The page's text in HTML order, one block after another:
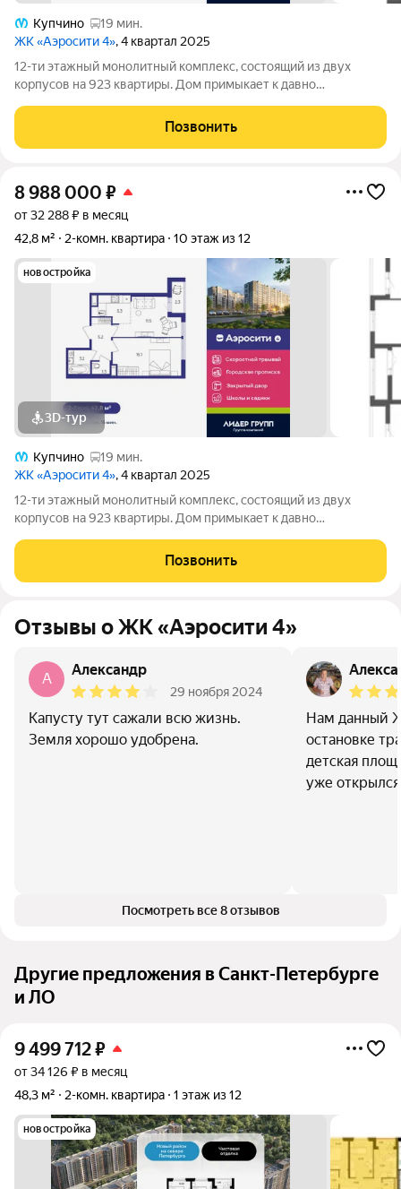
Купчино
19 мин.
ЖК «Аэросити 4», 4 квартал 2025
12-ти этажный монолитный комплекс, состоящий из двух
корпусов на 923 квартиры. Дом примыкает к давно
остановки общественного транспорта, магазины и социальные
учреждения. В составе проекта возводится
Позвонить
8 988 000 ₽
от 32 288 ₽ в месяц
42,8 м²
2-комн. квартира 10 этаж из 12
новостройка
3D-тур
Купчино
19 мин.
ЖК «Аэросити 4», 4 квартал 2025
12-ти этажный монолитный комплекс, состоящий из двух
корпусов на 923 квартиры. Дом примыкает к давно
остановки общественного транспорта, магазины и социальные
учреждения. В составе проекта возводится
Позвонить
Отзывы о ЖК «Аэросити 4»
А
Александр
29 ноября 2024
Капусту тут сажали всю жизнь.
Земля хорошо удобрена.
Нам данный
остановке
детская
уже
Посмотреть все 8 отзывов
Другие предложения в Санкт-Петербурге
и ЛО
9 499 712₽
от 34 126 ₽ в месяц
48,3 м²
2-комн. квартира 1 этаж из 12
новостройка